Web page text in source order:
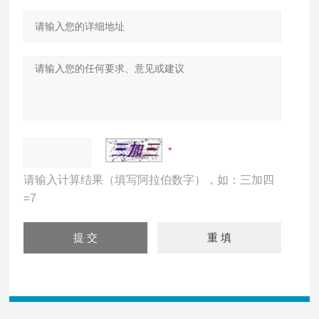
请输入计算结果（填写阿拉伯数字），如：三加四
=7